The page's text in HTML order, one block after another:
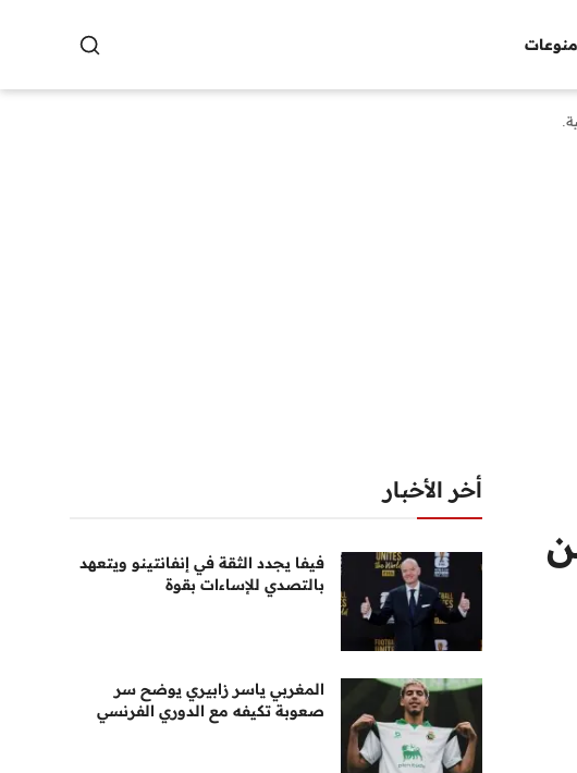
منوعات
أخر الأخبار
فيفا يجدد الثقة في إنفانتينو ويتعهد
بالتصدي للإساءات بقوة
المغربي ياسر زابيري يوضح سر
صعوبة تكيفه مع الدوري الفرنسي